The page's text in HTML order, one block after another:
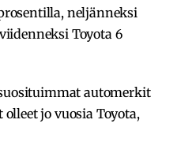
neljänneksi
Toyota 6
automerkit
jo vuosia Toyota,